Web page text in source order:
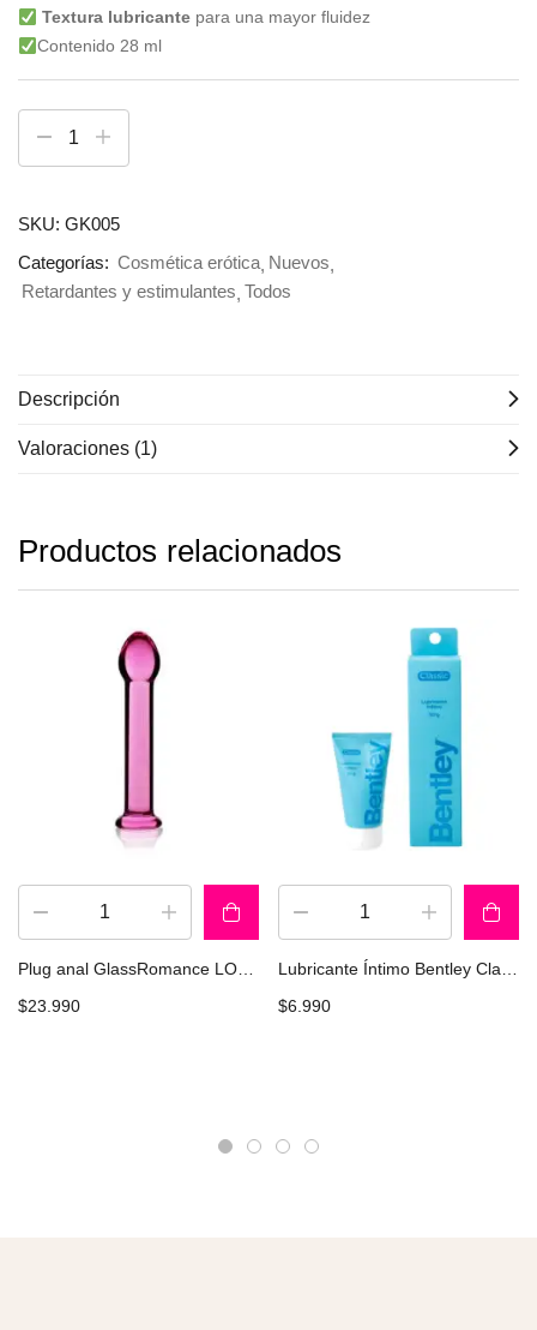
Textura lubricantepara una mayor fluidez
Contenido 28 ml
SKU: GK005
Categorías: Cosmética erótica Nuevos
Retardantes y estimulantes Todos
Descripción
Valoraciones (1)
Productos relacionados
Plug anal GlassRomance LOVETOY GS01Pk
$23.990
Lubricante Íntimo Bentley Classic Gel 50 gr
$6.990